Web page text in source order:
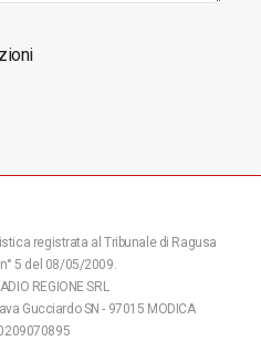
registrata al Tribunale di Ragusa
5 del 08/05/2009.
REGIONE SRL
Gucciardo SN - 97015 MODICA